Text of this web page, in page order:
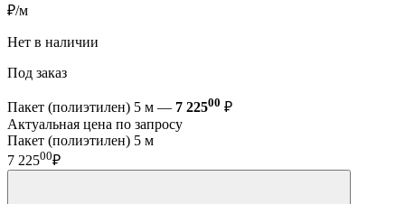
₽/м
Нет в наличии
Под заказ
Пакет (полиэтилен) 5 м — 7 22500 ₽
Актуальная цена по запросу
Пакет (полиэтилен) 5 м
7 22500₽